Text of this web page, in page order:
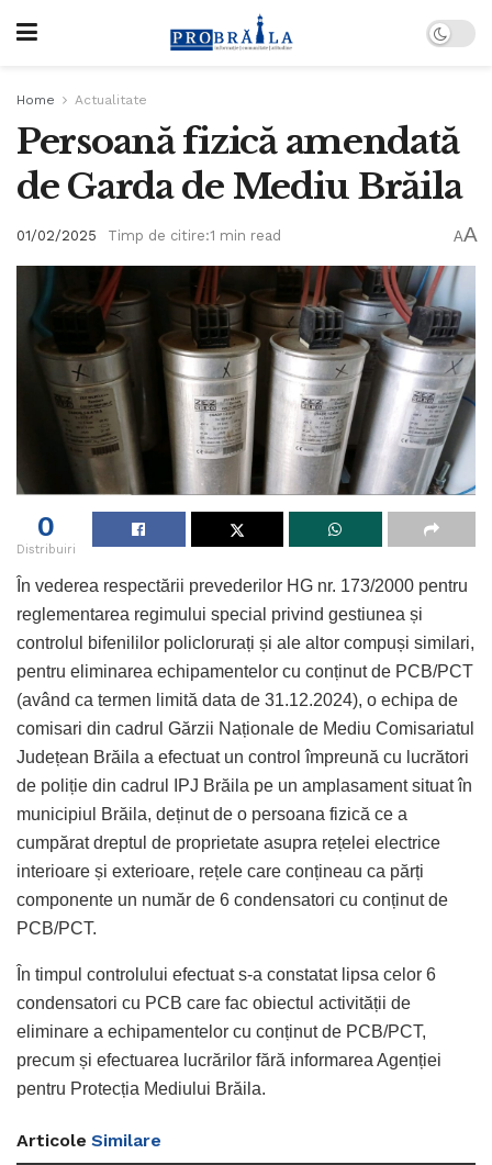
Home Actualitate
Persoană fizică amendată
de Garda de Mediu Brăila
01/02/2025 Timp de citire:1 min read AA
0
Distribuiri
În vederea respectării prevederilor HG nr. 173/2000 pentru
reglementarea regimului special privind gestiunea și
controlul bifenililor policlorurați și ale altor compuși similari,
pentru eliminarea echipamentelor cu conținut de PCB/PCT
(având ca termen limită data de 31.12.2024), o echipa de
comisari din cadrul Gărzii Naționale de Mediu Comisariatul
Județean Brăila a efectuat un control împreună cu lucrători
de poliție din cadrul IPJ Brăila pe un amplasament situat în
municipiul Brăila, deținut de o persoana fizică ce a
cumpărat dreptul de proprietate asupra rețelei electrice
interioare și exterioare, rețele care conțineau ca părți
componente un număr de 6 condensatori cu conținut de
PCB/PCT.
În timpul controlului efectuat s-a constatat lipsa celor 6
condensatori cu PCB care fac obiectul activității de
eliminare a echipamentelor cu conținut de PCB/PCT,
precum și efectuarea lucrărilor fără informarea Agenției
pentru Protecția Mediului Brăila.
Articole Similare